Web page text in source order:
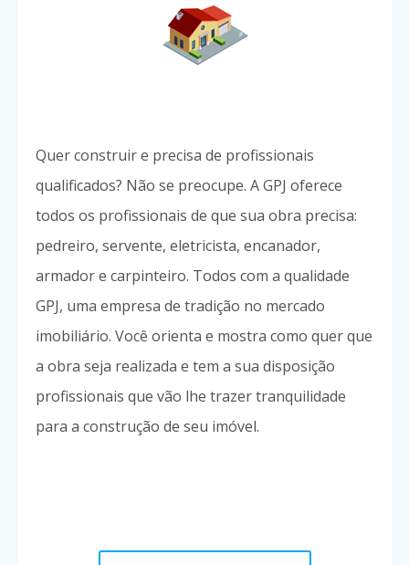
Quer construir e precisa de profissionais
qualificados? Não se preocupe. A GPJ oferece
todos os profissionais de que sua obra precisa:
pedreiro, servente, eletricista, encanador,
armador e carpinteiro. Todos com a qualidade
GPJ, uma empresa de tradição no mercado
imobiliário. Você orienta e mostra como quer que
a obra seja realizada e tem a sua disposição
profissionais que vão lhe trazer tranquilidade
para a construção de seu imóvel.